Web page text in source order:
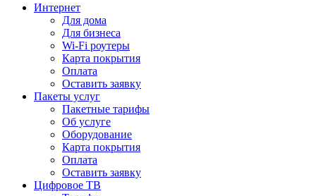
Интернет
Для дома
Для бизнеса
Wi-Fi роутеры
Карта покрытия
Оплата
Оставить заявку
Пакеты услуг
Пакетные тарифы
Об услуге
Оборудование
Карта покрытия
Оплата
Оставить заявку
Цифровое ТВ